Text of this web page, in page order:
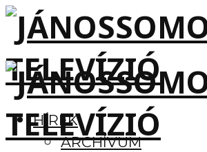
HÍREK
ARCHÍVUM